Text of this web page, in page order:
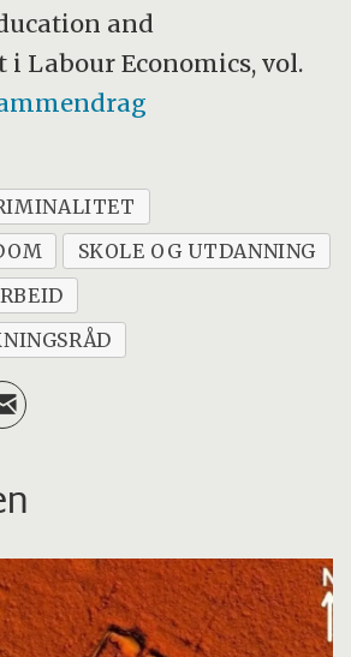
and
Labour Economics, vol.
SKOLE OG UTDANNING